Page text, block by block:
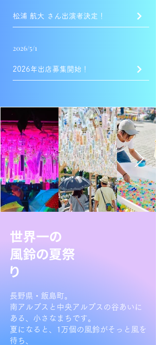
松浦 航大 さん出演者決定！
2026/5/1
2026年出店募集開始！
世界一の
風鈴の​夏祭
り
長野県・飯島町。
南アルプスと中央アルプスの谷あいに
ある、小さなまちです。
夏になると、1万個の風鈴がそっと風を
待ち、